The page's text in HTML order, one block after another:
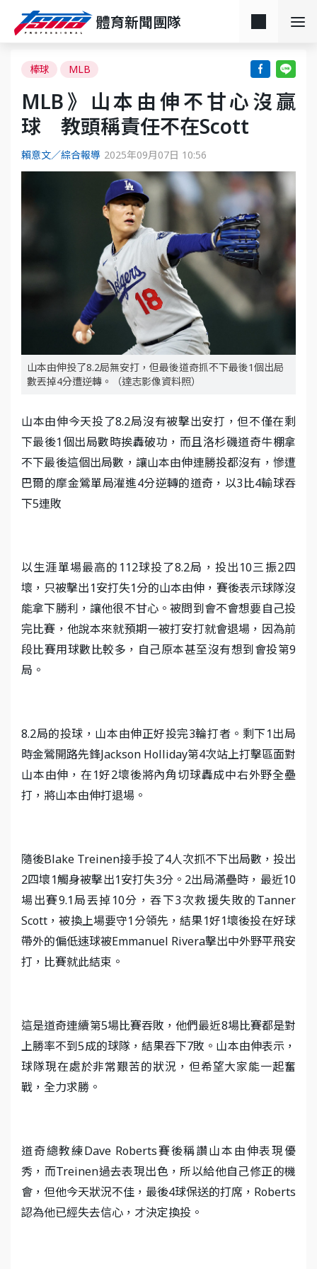
體育新聞團隊
棒球 MLB
MLB》山本由伸不甘心沒贏
球 教頭稱責任不在Scott
賴意文／綜合報導 2025年09月07日 10:56
山本由伸投了8.2局無安打，但最後道奇抓不下最後1個出局
數丟掉4分遭逆轉。（達志影像資料照）
山本由伸今天投了8.2局沒有被擊出安打，但不僅在剩
下最後1個出局數時挨轟破功，而且洛杉磯道奇牛棚拿
不下最後這個出局數，讓山本由伸連勝投都沒有，慘遭
巴爾的摩金鶯單局灌進4分逆轉的道奇，以3比4輸球吞
下5連敗
以生涯單場最高的112球投了8.2局，投出10三振2四
壞，只被擊出1安打失1分的山本由伸，賽後表示球隊沒
能拿下勝利，讓他很不甘心。被問到會不會想要自己投
完比賽，他說本來就預期一被打安打就會退場，因為前
段比賽用球數比較多，自己原本甚至沒有想到會投第9
局。
8.2局的投球，山本由伸正好投完3輪打者。剩下1出局
時金鶯開路先鋒Jackson Holliday第4次站上打擊區面對
山本由伸，在1好2壞後將內角切球轟成中右外野全壘
打，將山本由伸打退場。
隨後Blake Treinen接手投了4人次抓不下出局數，投出
2四壞1觸身被擊出1安打失3分。2出局滿壘時，最近10
場出賽9.1局丟掉10分，吞下3次救援失敗的Tanner
Scott，被換上場要守1分領先，結果1好1壞後投在好球
帶外的偏低速球被Emmanuel Rivera擊出中外野平飛安
打，比賽就此結束。
這是道奇連續第5場比賽吞敗，他們最近8場比賽都是對
上勝率不到5成的球隊，結果吞下7敗。山本由伸表示，
球隊現在處於非常艱苦的狀況，但希望大家能一起奮
戰，全力求勝。
道奇總教練Dave Roberts賽後稱讚山本由伸表現優
秀，而Treinen過去表現出色，所以給他自己修正的機
會，但他今天狀況不佳，最後4球保送的打席，Roberts
認為他已經失去信心，才決定換投。